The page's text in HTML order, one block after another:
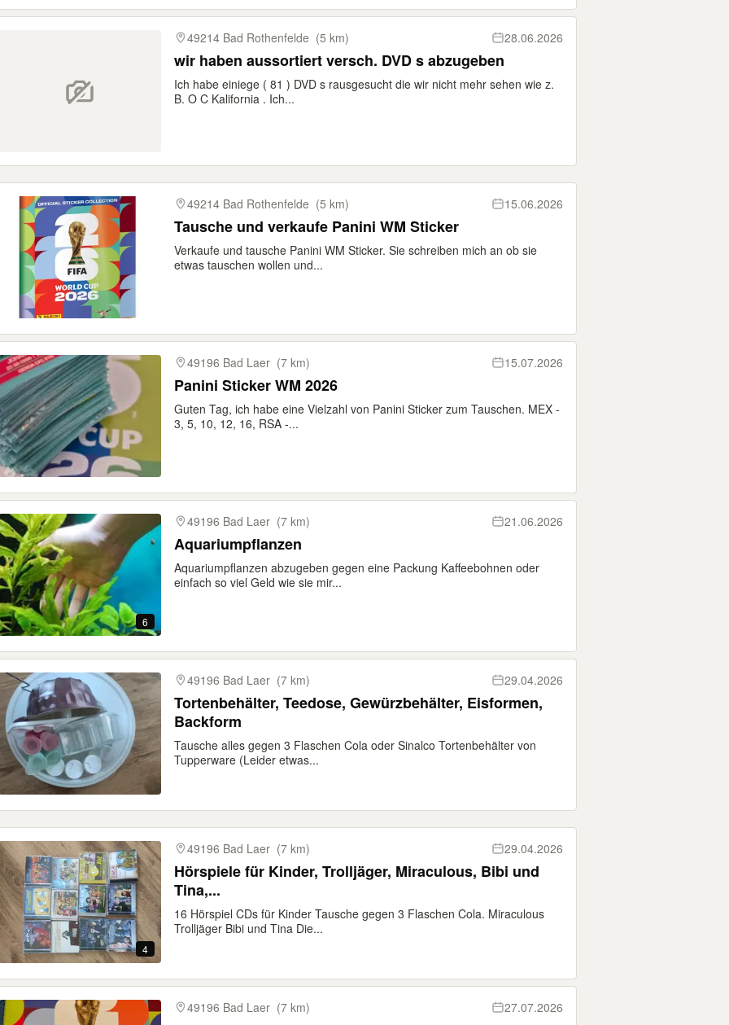
49214 Bad Rothenfelde (5 km) 28.06.2026
wir haben aussortiert versch. DVD s abzugeben
Ich habe einiege ( 81 ) DVD s rausgesucht die wir nicht mehr sehen wie z.
B. O C Kalifornia . Ich...
49214 Bad Rothenfelde (5 km) 15.06.2026
Tausche und verkaufe Panini WM Sticker
Verkaufe und tausche Panini WM Sticker. Sie schreiben mich an ob sie
etwas tauschen wollen und...
49196 Bad Laer (7 km) 15.07.2026
Panini Sticker WM 2026
Guten Tag, ich habe eine Vielzahl von Panini Sticker zum Tauschen. MEX -
3, 5, 10, 12, 16, RSA -...
6
49196 Bad Laer (7 km) 21.06.2026
Aquariumpflanzen
Aquariumpflanzen abzugeben gegen eine Packung Kaffeebohnen oder
einfach so viel Geld wie sie mir...
49196 Bad Laer (7 km) 29.04.2026
Tortenbehälter, Teedose, Gewürzbehälter, Eisformen,
Backform
Tausche alles gegen 3 Flaschen Cola oder Sinalco Tortenbehälter von
Tupperware (Leider etwas...
4
49196 Bad Laer (7 km) 29.04.2026
Hörspiele für Kinder, Trolljäger, Miraculous, Bibi und
Tina,...
16 Hörspiel CDs für Kinder Tausche gegen 3 Flaschen Cola. Miraculous
Trolljäger Bibi und Tina Die...
49196 Bad Laer (7 km) 27.07.2026